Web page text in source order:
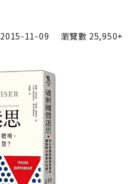
2015-11-09 瀏覽數 25,950+